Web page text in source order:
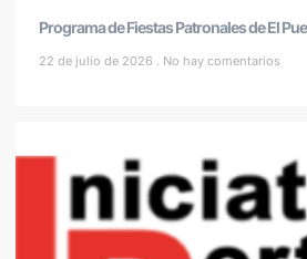
Programa de Fiestas Patronales de El
22 de julio de 2026 No hay comentarios